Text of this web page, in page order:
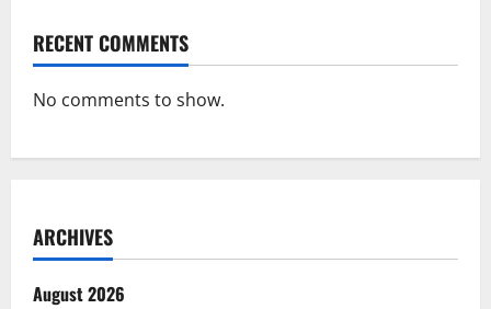
RECENT COMMENTS
No comments to show.
ARCHIVES
August 2026